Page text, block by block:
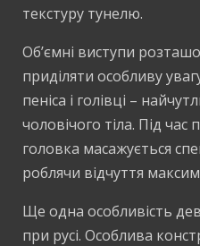
текстуру тунелю.
Об’ємні виступи
приділяти особливу
пеніса і голівці –
чоловічого тіла. Під
головка масажується
роблячи відчуття
Ще одна особливість
при русі. Особлива